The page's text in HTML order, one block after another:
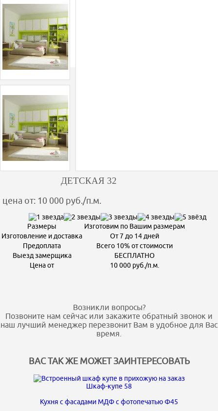
ДЕТСКАЯ 32
цена от: 10 000 руб./п.м.
Размеры
Изготовим по Вашим размерам
Изготовление и доставка
От 7 до 14 дней
Предоплата
Всего 10% от стоимости
Выезд замерщика
БЕСПЛАТНО
Цена от
10 000 руб./п.м.
Возникли вопросы?
Позвоните нам сейчас или закажите обратный звонок и
наш лучший менеджер перезвонит Вам в удобное для Вас
время.
ВАС ТАК ЖЕ МОЖЕТ ЗАИНТЕРЕСОВАТЬ
Шкаф-купе 58
Кухня с фасадами МДФ с фотопечатью Ф45